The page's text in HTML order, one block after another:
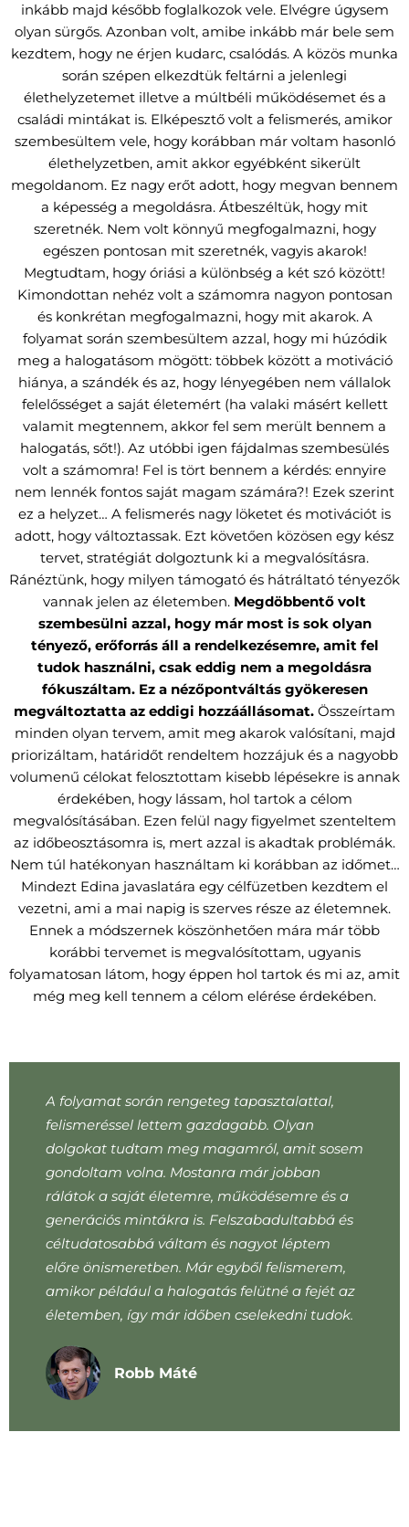
inkább majd később foglalkozok vele. Elvégre úgysem
olyan sürgős. Azonban volt, amibe inkább már bele sem
kezdtem, hogy ne érjen kudarc, csalódás. A közös munka
során szépen elkezdtük feltárni a jelenlegi
élethelyzetemet illetve a múltbéli működésemet és a
családi mintákat is. Elképesztő volt a felismerés, amikor
szembesültem vele, hogy korábban már voltam hasonló
élethelyzetben, amit akkor egyébként sikerült
megoldanom. Ez nagy erőt adott, hogy megvan bennem
a képesség a megoldásra. Átbeszéltük, hogy mit
szeretnék. Nem volt könnyű megfogalmazni, hogy
egészen pontosan mit szeretnék, vagyis akarok!
Megtudtam, hogy óriási a különbség a két szó között!
Kimondottan nehéz volt a számomra nagyon pontosan
és konkrétan megfogalmazni, hogy mit akarok. A
folyamat során szembesültem azzal, hogy mi húzódik
meg a halogatásom mögött: többek között a motiváció
hiánya, a szándék és az, hogy lényegében nem vállalok
felelősséget a saját életemért (ha valaki másért kellett
valamit megtennem, akkor fel sem merült bennem a
halogatás, sőt!). Az utóbbi igen fájdalmas szembesülés
volt a számomra! Fel is tört bennem a kérdés: ennyire
nem lennék fontos saját magam számára?! Ezek szerint
ez a helyzet… A felismerés nagy löketet és motivációt is
adott, hogy változtassak. Ezt követően közösen egy kész
tervet, stratégiát dolgoztunk ki a megvalósításra.
Ránéztünk, hogy milyen támogató és hátráltató tényezők
vannak jelen az életemben. Megdöbbentő volt
szembesülni azzal, hogy már most is sok olyan
tényező, erőforrás áll a rendelkezésemre, amit fel
tudok használni, csak eddig nem a megoldásra
fókuszáltam. Ez a nézőpontváltás gyökeresen
megváltoztatta az eddigi hozzáállásomat. Összeírtam
minden olyan tervem, amit meg akarok valósítani, majd
priorizáltam, határidőt rendeltem hozzájuk és a nagyobb
volumenű célokat felosztottam kisebb lépésekre is annak
érdekében, hogy lássam, hol tartok a célom
megvalósításában. Ezen felül nagy figyelmet szenteltem
az időbeosztásomra is, mert azzal is akadtak problémák.
Nem túl hatékonyan használtam ki korábban az időmet…
Mindezt Edina javaslatára egy célfüzetben kezdtem el
vezetni, ami a mai napig is szerves része az életemnek.
Ennek a módszernek köszönhetően mára már több
korábbi tervemet is megvalósítottam, ugyanis
folyamatosan látom, hogy éppen hol tartok és mi az, amit
még meg kell tennem a célom elérése érdekében.
A folyamat során rengeteg tapasztalattal,
felismeréssel lettem gazdagabb. Olyan
dolgokat tudtam meg magamról, amit sosem
gondoltam volna. Mostanra már jobban
rálátok a saját életemre, működésemre és a
generációs mintákra is. Felszabadultabbá és
céltudatosabbá váltam és nagyot léptem
előre önismeretben. Már egyből felismerem,
amikor például a halogatás felütné a fejét az
életemben, így már időben cselekedni tudok.
Robb Máté